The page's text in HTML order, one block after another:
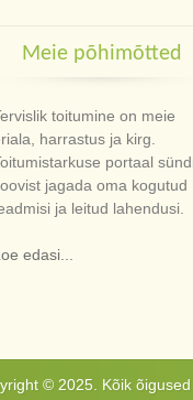
Meie põhimõtted
toitumine on meie
harrastus ja kirg.
portaal
jagada oma kogutud
ja leitud lahendusi.
edasi...
© 2025. Kõik